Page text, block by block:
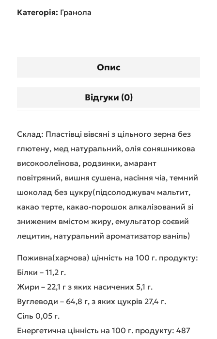
Категорія: Гранола
Опис
Відгуки (0)
Склад: Пластівці вівсяні з цільного зерна без
глютену, мед натуральний, олія соняшникова
високоолеїнова, родзинки, амарант
повітряний, вишня сушена, насіння чіа, темний
шоколад без цукру(підсолоджувач мальтит,
какао терте, какао-порошок алкалізований зі
зниженим вмістом жиру, емульгатор соєвий
лецитин, натуральний ароматизатор ваніль)
Поживна(харчова) цінність на 100 г. продукту:
Білки – 11,2 г.
Жири – 22,1 г з яких насичених 5,1 г.
Вуглеводи – 64,8 г, з яких цукрів 27,4 г.
Сіль 0,05 г.
Енергетична цінність на 100 г. продукту: 487